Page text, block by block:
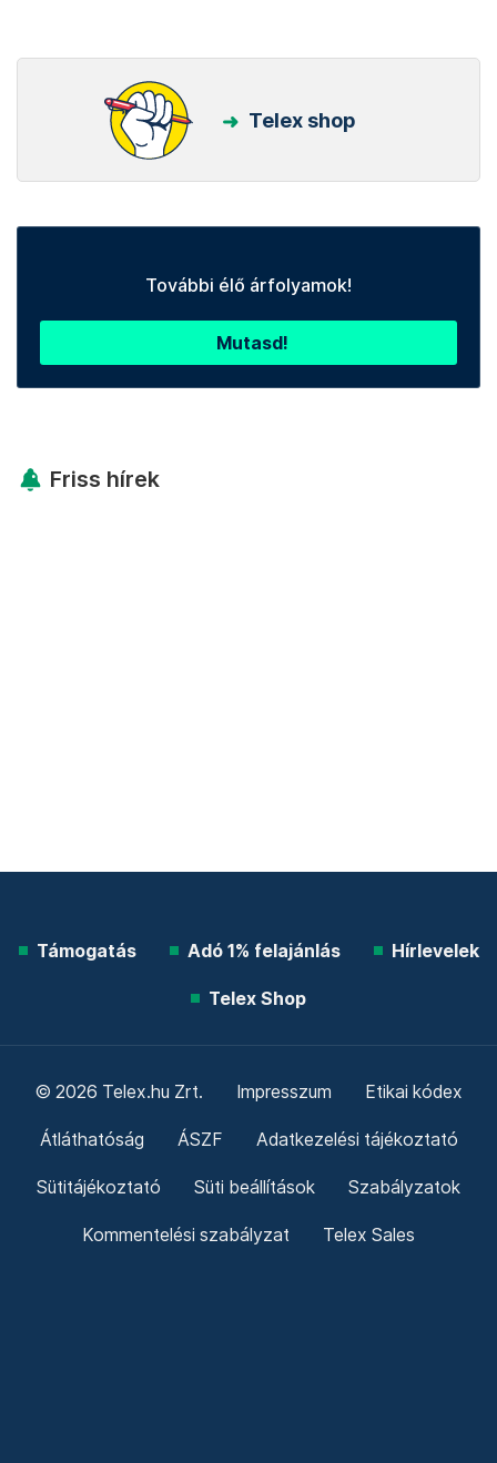
Telex shop
További élő árfolyamok!
Mutasd!
Friss hírek
Támogatás Adó 1% felajánlás Hírlevelek
Telex Shop
© 2026 Telex.hu Zrt. Impresszum Etikai kódex
Átláthatóság ÁSZF Adatkezelési tájékoztató
Sütitájékoztató Süti beállítások Szabályzatok
Kommentelési szabályzat Telex Sales